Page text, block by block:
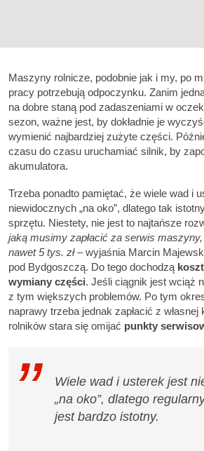
Maszyny rolnicze, podobnie jak i my, po
pracy potrzebują odpoczynku. Zanim
na dobre staną pod zadaszeniami w
sezon, ważne jest, by dokładnie je
wymienić najbardziej zużyte części.
czasu do czasu uruchamiać silnik, by
akumulatora.
Trzeba ponadto pamiętać, że wiele wad i
niewidocznych „na oko”, dlatego tak
sprzętu. Niestety, nie jest to najtańsze
jaką musimy zapłacić za serwis
nawet 5 tys. zł –wyjaśnia Marcin
pod Bydgoszczą. Do tego dochodzą
wymiany części. Jeśli ciągnik jest wciąż
z tym większych problemów. Po tym
naprawy trzeba jednak zapłacić z
rolników stara się omijać punkty
Wiele wad i usterek jest
„na oko”, dlatego
jest bardzo istotny.